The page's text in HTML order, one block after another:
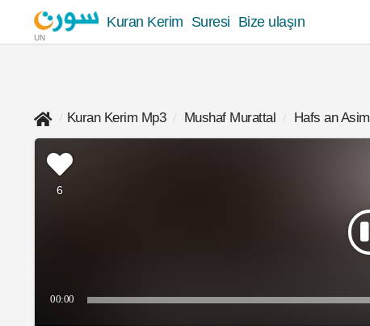
UN
Kuran Kerim Suresi Bize ulaşın
Kuran Kerim Mp3 Mushaf Murattal Hafs an Asim
6
00:00